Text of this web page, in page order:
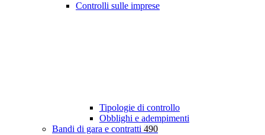
Controlli sulle imprese
Tipologie di controllo
Obblighi e adempimenti
Bandi di gara e contratti 490